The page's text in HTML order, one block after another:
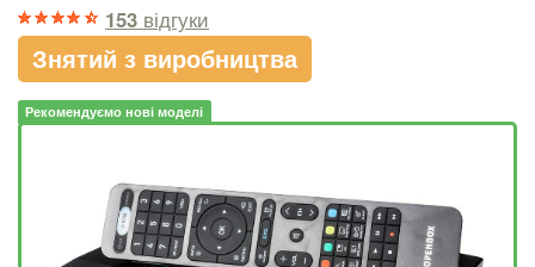
153 відгуки
Знятий з виробництва
Рекомендуємо нові моделі